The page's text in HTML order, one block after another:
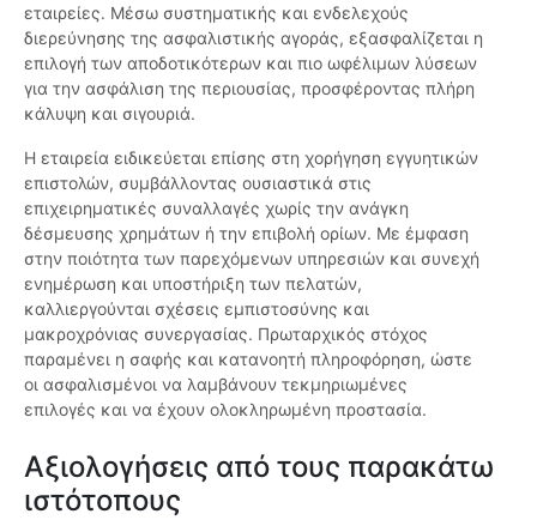
εταιρείες. Μέσω συστηματικής και ενδελεχούς
διερεύνησης της ασφαλιστικής αγοράς, εξασφαλίζεται η
επιλογή των αποδοτικότερων και πιο ωφέλιμων λύσεων
για την ασφάλιση της περιουσίας, προσφέροντας πλήρη
κάλυψη και σιγουριά.
Η εταιρεία ειδικεύεται επίσης στη χορήγηση εγγυητικών
επιστολών, συμβάλλοντας ουσιαστικά στις
επιχειρηματικές συναλλαγές χωρίς την ανάγκη
δέσμευσης χρημάτων ή την επιβολή ορίων. Με έμφαση
στην ποιότητα των παρεχόμενων υπηρεσιών και συνεχή
ενημέρωση και υποστήριξη των πελατών,
καλλιεργούνται σχέσεις εμπιστοσύνης και
μακροχρόνιας συνεργασίας. Πρωταρχικός στόχος
παραμένει η σαφής και κατανοητή πληροφόρηση, ώστε
οι ασφαλισμένοι να λαμβάνουν τεκμηριωμένες
επιλογές και να έχουν ολοκληρωμένη προστασία.
Αξιολογήσεις από τους παρακάτω
ιστότοπους